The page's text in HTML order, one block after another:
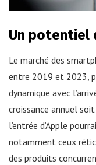
Un potentiel
Le marché des
entre 2019 et 2023,
dynamique avec
croissance annuel
l’entrée d’Apple
notamment ceux
des produits